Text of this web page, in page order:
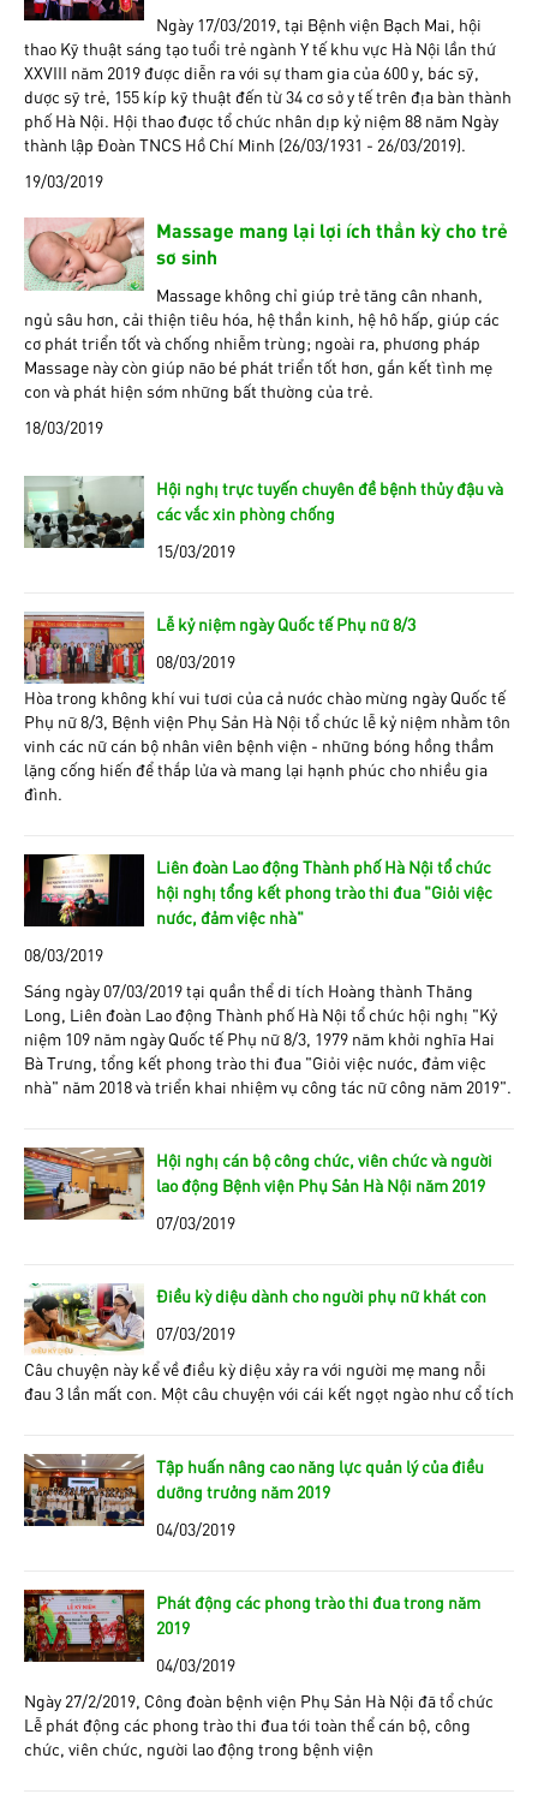
Ngày 17/03/2019, tại Bệnh viện Bạch Mai, hội
thao Kỹ thuật sáng tạo tuổi trẻ ngành Y tế khu vực Hà Nội lần thứ
XXVIII năm 2019 được diễn ra với sự tham gia của 600 y, bác sỹ,
dược sỹ trẻ, 155 kíp kỹ thuật đến từ 34 cơ sở y tế trên địa bàn thành
phố Hà Nội. Hội thao được tổ chức nhân dịp kỷ niệm 88 năm Ngày
thành lập Đoàn TNCS Hồ Chí Minh (26/03/1931 - 26/03/2019).
19/03/2019
Massage mang lại lợi ích thần kỳ cho trẻ
sơ sinh
Massage không chỉ giúp trẻ tăng cân nhanh,
ngủ sâu hơn, cải thiện tiêu hóa, hệ thần kinh, hệ hô hấp, giúp các
cơ phát triển tốt và chống nhiễm trùng; ngoài ra, phương pháp
Massage này còn giúp não bé phát triển tốt hơn, gắn kết tình mẹ
con và phát hiện sớm những bất thường của trẻ.
18/03/2019
Hội nghị trực tuyến chuyên đề bệnh thủy đậu và
các vắc xin phòng chống
15/03/2019
Lễ kỷ niệm ngày Quốc tế Phụ nữ 8/3
08/03/2019
Hòa trong không khí vui tươi của cả nước chào mừng ngày Quốc tế
Phụ nữ 8/3, Bệnh viện Phụ Sản Hà Nội tổ chức lễ kỷ niệm nhằm tôn
vinh các nữ cán bộ nhân viên bệnh viện - những bóng hồng thầm
lặng cống hiến để thắp lửa và mang lại hạnh phúc cho nhiều gia
đình.
Liên đoàn Lao động Thành phố Hà Nội tổ chức
hội nghị tổng kết phong trào thi đua "Giỏi việc
nước, đảm việc nhà"
08/03/2019
Sáng ngày 07/03/2019 tại quần thể di tích Hoàng thành Thăng
Long, Liên đoàn Lao động Thành phố Hà Nội tổ chức hội nghị “Kỷ
niệm 109 năm ngày Quốc tế Phụ nữ 8/3, 1979 năm khởi nghĩa Hai
Bà Trưng, tổng kết phong trào thi đua “Giỏi việc nước, đảm việc
nhà” năm 2018 và triển khai nhiệm vụ công tác nữ công năm 2019”.
Hội nghị cán bộ công chức, viên chức và người
lao động Bệnh viện Phụ Sản Hà Nội năm 2019
07/03/2019
Điều kỳ diệu dành cho người phụ nữ khát con
07/03/2019
Câu chuyện này kể về điều kỳ diệu xảy ra với người mẹ mang nỗi
đau 3 lần mất con. Một câu chuyện với cái kết ngọt ngào như cổ tích
Tập huấn nâng cao năng lực quản lý của điều
dưỡng trưởng năm 2019
04/03/2019
Phát động các phong trào thi đua trong năm
2019
04/03/2019
Ngày 27/2/2019, Công đoàn bệnh viện Phụ Sản Hà Nội đã tổ chức
Lễ phát động các phong trào thi đua tới toàn thể cán bộ, công
chức, viên chức, người lao động trong bệnh viện